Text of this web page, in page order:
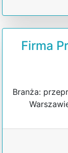
Firma
Branża: